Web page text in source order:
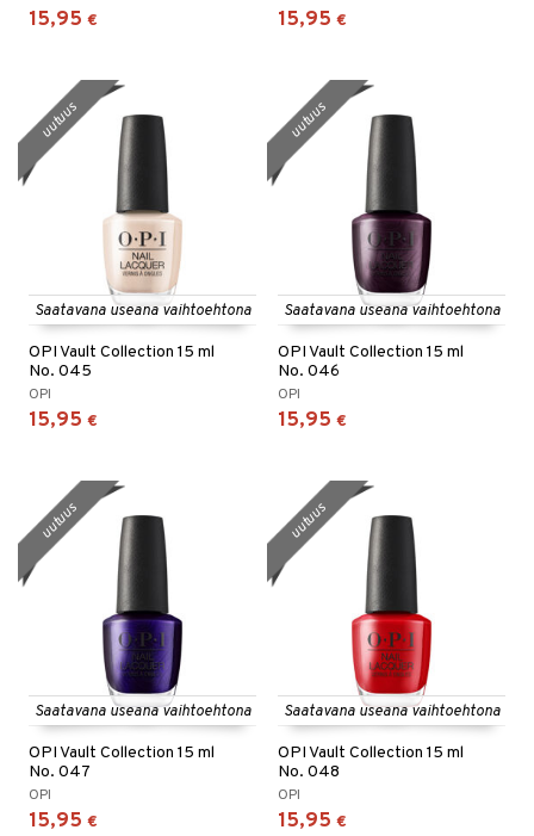
15,95 € 15,95 €
Saatavana useana vaihtoehtona
OPI Vault Collection 15 ml
No. 045
OPI
15,95 €
uutuus
Saatavana useana vaihtoehtona
OPI Vault Collection 15 ml
No. 046
OPI
15,95 €
uutuus
Saatavana useana vaihtoehtona
OPI Vault Collection 15 ml
No. 047
OPI
15,95 €
uutuus
Saatavana useana vaihtoehtona
OPI Vault Collection 15 ml
No. 048
OPI
15,95 €
uutuus